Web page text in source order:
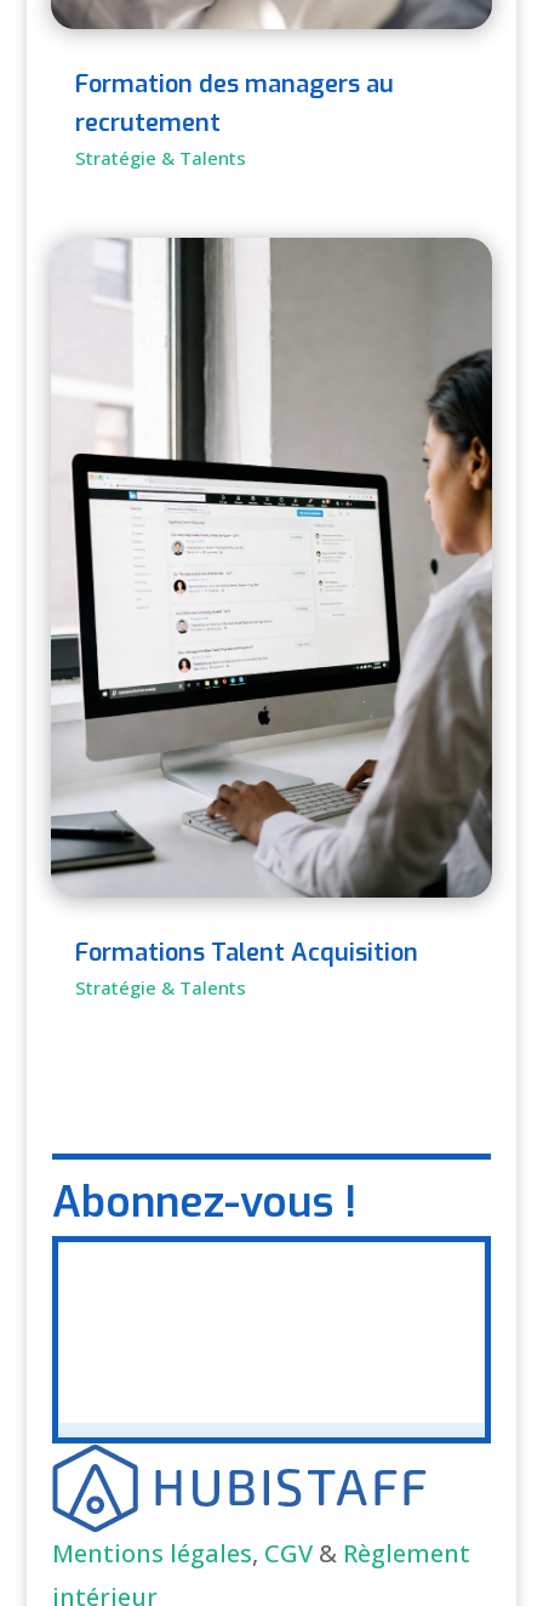
Formation des managers au
recrutement
Stratégie & Talents
Formations Talent Acquisition
Stratégie & Talents
Abonnez-vous !
Mentions légales, CGV& Règlement
intérieur